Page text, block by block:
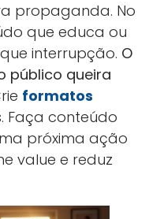
propaganda. No
que educa ou
interrupção. O
público queira
formatos
Faça conteúdo
próxima ação
value e reduz